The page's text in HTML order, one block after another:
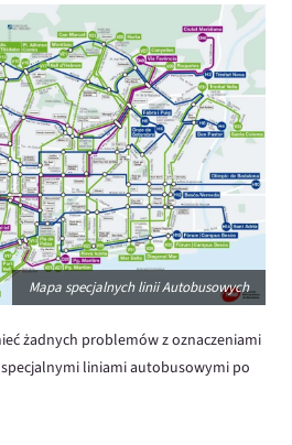
Mapa specjalnych linii Autobusowych
żadnych problemów z oznaczeniami
liniami autobusowymi po